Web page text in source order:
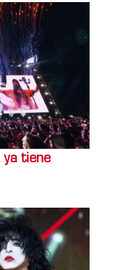
tiene